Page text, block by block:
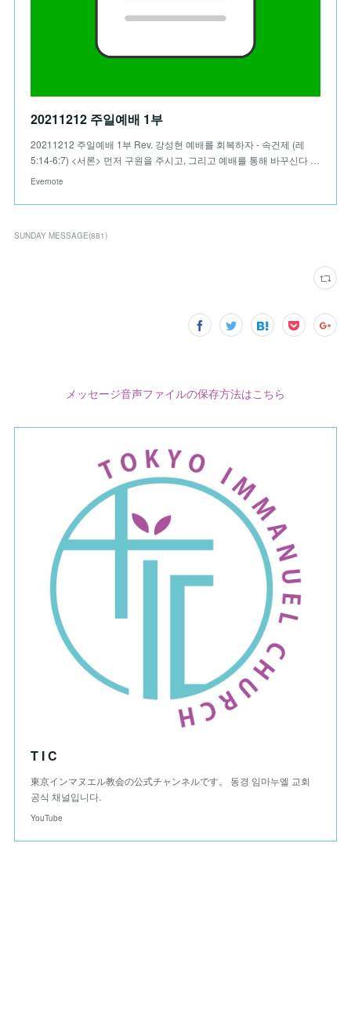
20211212 주일예배 1부
20211212 주일예배 1부 Rev. 강성현 예배를 회복하자 - 속건제 (레
5:14-6:7) <서론> 먼저 구원을 주시고, 그리고 예배를 통해 바꾸신다 …
Evernote
SUNDAY MESSAGE(881)
メッセージ音声ファイルの保存方法はこちら
T I C
東京インマヌエル教会の公式チャンネルです。 동경 임마누엘 교회
공식 채널입니다.
YouTube